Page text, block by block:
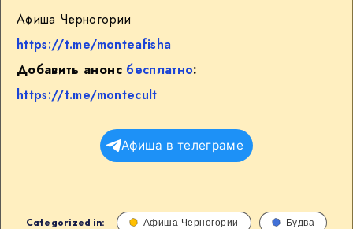
Афиша Черногории
https://t.me/monteafisha
Добавить анонс бесплатно:
https://t.me/montecult
Афиша в телеграме
Categorized in: Афиша Черногории Будва